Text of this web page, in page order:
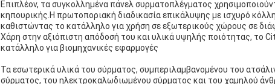
Επιπλέον, τα συγκολλημένα πάνελ συρματοπλέγματος
κηπουρικής.Η πρωτοποριακή διαδικασία επικάλυψης με ισχυρό
καθιστώντας το κατάλληλο για χρήση σε εξωτερικούς χώρους σε
Χάρη στην αξιόπιστη απόδοσή του και υλικά υψηλής ποιότητας, το
κατάλληλο για βιομηχανικές εφαρμογές
Τα εσωτερικά υλικά του σύρματος, συμπεριλαμβανομένου του
σύρματος, του ηλεκτροκαλωδιωμένου σύρματος και του χαμηλού